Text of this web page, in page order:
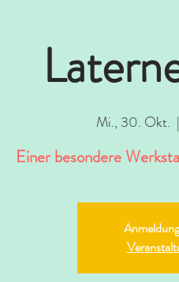
Mi., 30. Okt.
  |
Einer besondere